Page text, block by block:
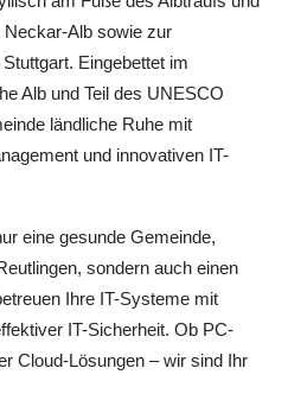
Neckar-Alb sowie zur
Eingebettet im
Alb und Teil des UNESCO
ländliche Ruhe mit
und innovativen IT-
eine gesunde Gemeinde,
sondern auch einen
Ihre IT-Systeme mit
IT-Sicherheit. Ob PC-
Cloud-Lösungen – wir sind Ihr